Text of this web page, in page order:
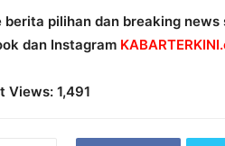
berita pilihan dan breaking news
dan Instagram
Views: 1,491